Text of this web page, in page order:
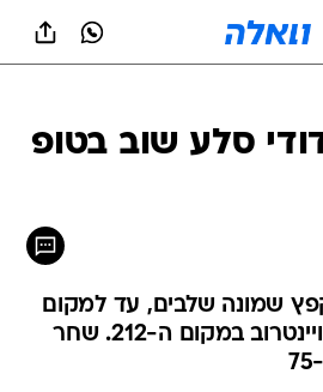
סלע שוב בטופ
שמונה שלבים, עד למקום
ה-98 בעולם. אמיר ויינטרוב במקום ה-212. שחר